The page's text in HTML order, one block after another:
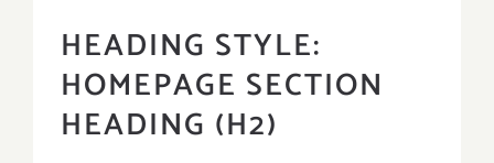
HEADING STYLE:
HOMEPAGE SECTION
HEADING (H2)